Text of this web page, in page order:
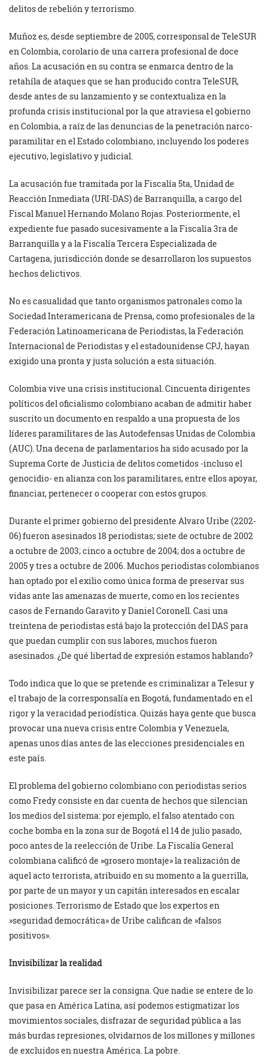
delitos de rebelión y terrorismo.
Muñoz es, desde septiembre de 2005, corresponsal de TeleSUR
en Colombia, corolario de una carrera profesional de doce
años. La acusación en su contra se enmarca dentro de la
retahíla de ataques que se han producido contra TeleSUR,
desde antes de su lanzamiento y se contextualiza en la
profunda crisis institucional por la que atraviesa el gobierno
en Colombia, a raíz de las denuncias de la penetración narco-
paramilitar en el Estado colombiano, incluyendo los poderes
ejecutivo, legislativo y judicial.
La acusación fue tramitada por la Fiscalía 5ta, Unidad de
Reacción Inmediata (URI-DAS) de Barranquilla, a cargo del
Fiscal Manuel Hernando Molano Rojas. Posteriormente, el
expediente fue pasado sucesivamente a la Fiscalía 3ra de
Barranquilla y a la Fiscalía Tercera Especializada de
Cartagena, jurisdicción donde se desarrollaron los supuestos
hechos delictivos.
No es casualidad que tanto organismos patronales como la
Sociedad Interamericana de Prensa, como profesionales de la
Federación Latinoamericana de Periodistas, la Federación
Internacional de Periodistas y el estadounidense CPJ, hayan
exigido una pronta y justa solución a esta situación.
Colombia vive una crisis institucional. Cincuenta dirigentes
políticos del oficialismo colombiano acaban de admitir haber
suscrito un documento en respaldo a una propuesta de los
líderes paramilitares de las Autodefensas Unidas de Colombia
(AUC). Una decena de parlamentarios ha sido acusado por la
Suprema Corte de Justicia de delitos cometidos -incluso el
genocidio- en alianza con los paramilitares, entre ellos apoyar,
financiar, pertenecer o cooperar con estos grupos.
Durante el primer gobierno del presidente Alvaro Uribe (2202-
06) fueron asesinados 18 periodistas; siete de octubre de 2002
a octubre de 2003; cinco a octubre de 2004; dos a octubre de
2005 y tres a octubre de 2006. Muchos periodistas colombianos
han optado por el exilio como única forma de preservar sus
vidas ante las amenazas de muerte, como en los recientes
casos de Fernando Garavito y Daniel Coronell. Casi una
treintena de periodistas está bajo la protección del DAS para
que puedan cumplir con sus labores, muchos fueron
asesinados. ¿De qué libertad de expresión estamos hablando?
Todo indica que lo que se pretende es criminalizar a Telesur y
el trabajo de la corresponsalía en Bogotá, fundamentado en el
rigor y la veracidad periodística. Quizás haya gente que busca
provocar una nueva crisis entre Colombia y Venezuela,
apenas unos días antes de las elecciones presidenciales en
este país.
El problema del gobierno colombiano con periodistas serios
como Fredy consiste en dar cuenta de hechos que silencian
los medios del sistema: por ejemplo, el falso atentado con
coche bomba en la zona sur de Bogotá el 14 de julio pasado,
poco antes de la reelección de Uribe. La Fiscalía General
colombiana calificó de »grosero montaje» la realización de
aquel acto terrorista, atribuido en su momento a la guerrilla,
por parte de un mayor y un capitán interesados en escalar
posiciones. Terrorismo de Estado que los expertos en
»seguridad democrática» de Uribe califican de »falsos
positivos».
Invisibilizar la realidad
Invisibilizar parece ser la consigna. Que nadie se entere de lo
que pasa en América Latina, así podemos estigmatizar los
movimientos sociales, disfrazar de seguridad pública a las
más burdas represiones, olvidarnos de los millones y millones
de excluidos en nuestra América. La pobre.